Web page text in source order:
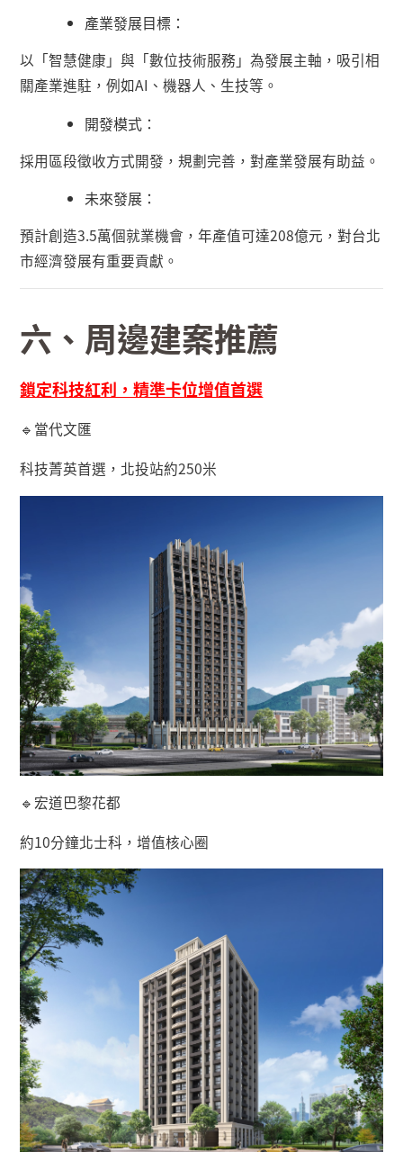
產業發展目標：
以「智慧健康」與「數位技術服務」為發展主軸，吸引相
關產業進駐，例如AI 、機器人、生技等。
開發模式：
採用區段徵收方式開發，規劃完善，對產業發展有助益。
未來發展：
預計創造3.5萬個就業機會，年產值可達208億元，對台北
市經濟發展有重要貢獻。
六、周邊建案推薦
鎖定科技紅利，精準卡位增值首選
🔹 當代文匯
科技菁英首選，北投站約250米
🔹宏道巴黎花都
約10分鐘北士科，增值核心圈